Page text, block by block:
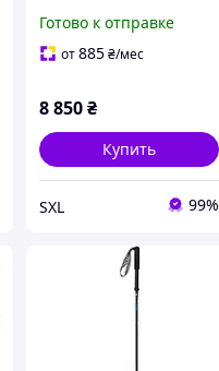
телескопические для
походов треккинга ски-
Готово к отправке
от885 ₴/мес
8 850 ₴
Купить
SXL 99%